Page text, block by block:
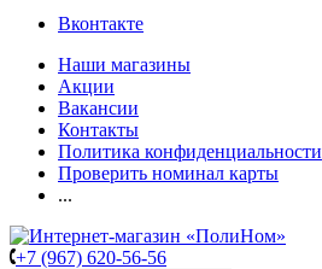
Вконтакте
Наши магазины
Акции
Вакансии
Контакты
Политика конфиденциальности
Проверить номинал карты
...
+7 (967) 620-56-56